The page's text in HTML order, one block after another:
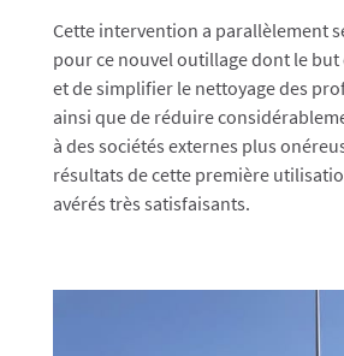
Cette intervention a parallèlement
pour ce nouvel outillage dont le but
et de simplifier le nettoyage des
ainsi que de réduire
à des sociétés externes plus
résultats de cette première
avérés très satisfaisants.